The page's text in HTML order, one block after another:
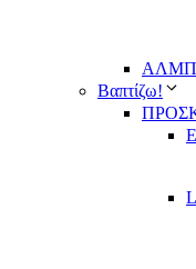
Βαπτίζω!